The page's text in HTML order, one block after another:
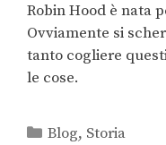
Robin Hood è nata
Ovviamente si
tanto cogliere
le cose.
Blog, Storia